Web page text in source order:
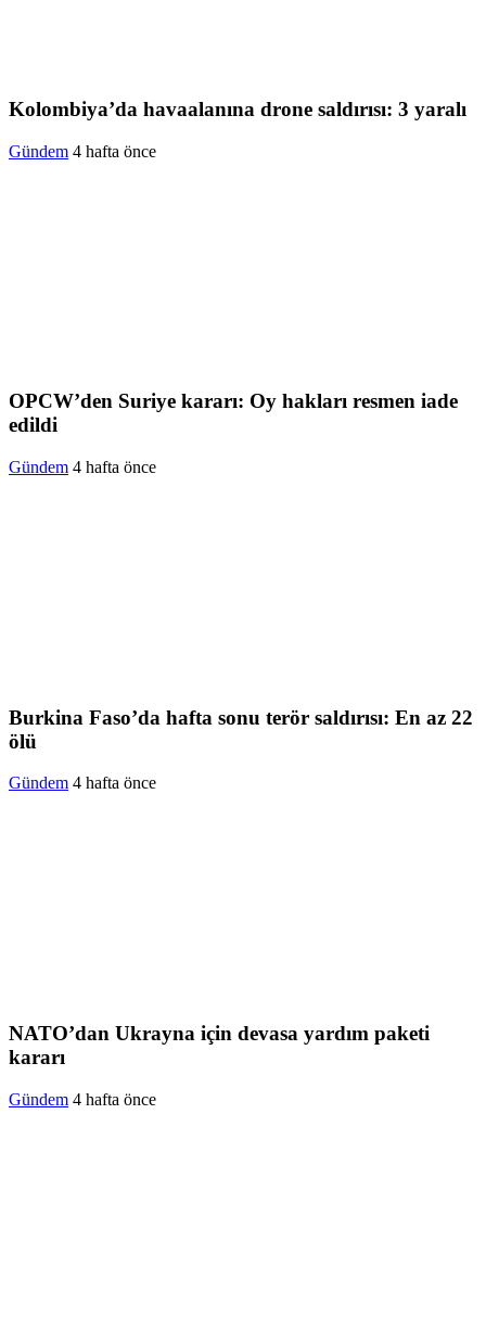
Kolombiya’da havaalanına drone saldırısı: 3 yaralı
Gündem 4 hafta önce
OPCW’den Suriye kararı: Oy hakları resmen iade
edildi
Gündem 4 hafta önce
Burkina Faso’da hafta sonu terör saldırısı: En az 22
ölü
Gündem 4 hafta önce
NATO’dan Ukrayna için devasa yardım paketi
kararı
Gündem 4 hafta önce